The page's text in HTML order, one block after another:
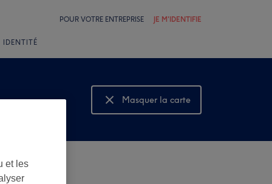
POUR VOTRE ENTREPRISE JE M'IDENTIFIE
IDENTITÉ
Masquer la carte
Montrer la carte
et les